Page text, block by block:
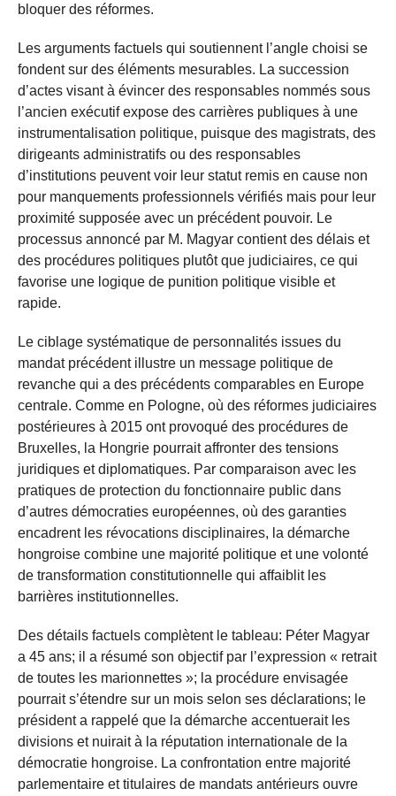
bloquer des réformes.
Les arguments factuels qui soutiennent l’angle choisi se
fondent sur des éléments mesurables. La succession
d’actes visant à évincer des responsables nommés sous
l’ancien exécutif expose des carrières publiques à une
instrumentalisation politique, puisque des magistrats, des
dirigeants administratifs ou des responsables
d’institutions peuvent voir leur statut remis en cause non
pour manquements professionnels vérifiés mais pour leur
proximité supposée avec un précédent pouvoir. Le
processus annoncé par M. Magyar contient des délais et
des procédures politiques plutôt que judiciaires, ce qui
favorise une logique de punition politique visible et
rapide.
Le ciblage systématique de personnalités issues du
mandat précédent illustre un message politique de
revanche qui a des précédents comparables en Europe
centrale. Comme en Pologne, où des réformes judiciaires
postérieures à 2015 ont provoqué des procédures de
Bruxelles, la Hongrie pourrait affronter des tensions
juridiques et diplomatiques. Par comparaison avec les
pratiques de protection du fonctionnaire public dans
d’autres démocraties européennes, où des garanties
encadrent les révocations disciplinaires, la démarche
hongroise combine une majorité politique et une volonté
de transformation constitutionnelle qui affaiblit les
barrières institutionnelles.
Des détails factuels complètent le tableau: Péter Magyar
a 45 ans; il a résumé son objectif par l’expression « retrait
de toutes les marionnettes »; la procédure envisagée
pourrait s’étendre sur un mois selon ses déclarations; le
président a rappelé que la démarche accentuerait les
divisions et nuirait à la réputation internationale de la
démocratie hongroise. La confrontation entre majorité
parlementaire et titulaires de mandats antérieurs ouvre